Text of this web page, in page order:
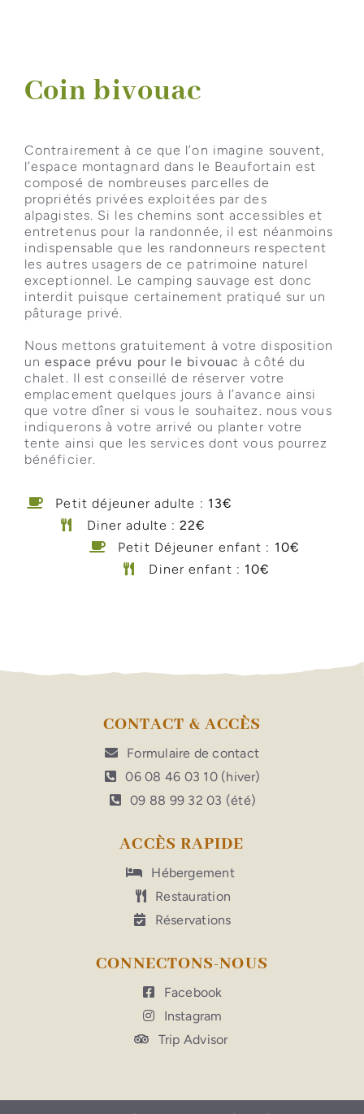
Coin bivouac
Contrairement à ce que l’on imagine souvent,
l’espace montagnard dans le Beaufortain est
composé de nombreuses parcelles de
propriétés privées exploitées par des
alpagistes. Si les chemins sont accessibles et
entretenus pour la randonnée, il est néanmoins
indispensable que les randonneurs respectent
les autres usagers de ce patrimoine naturel
exceptionnel. Le camping sauvage est donc
interdit puisque certainement pratiqué sur un
pâturage privé.
Nous mettons gratuitement à votre disposition
unespace prévu pour le bivouac à côté du
chalet. Il est conseillé de réserver votre
emplacement quelques jours à l’avance ainsi
que votre dîner si vous le souhaitez. nous vous
indiquerons à votre arrivé ou planter votre
tente ainsi que les services dont vous pourrez
bénéficier.
Petit déjeuner adulte : 13€
Diner adulte :22€
Petit Déjeuner enfant : 10€
Diner enfant : 10€
CONTACT & ACCÈS
Formulaire de contact
06 08 46 03 10 (hiver)
09 88 99 32 03 (été)
ACCÈS RAPIDE
Hébergement
Restauration
Réservations
CONNECTONS-NOUS
Facebook
Instagram
Trip Advisor